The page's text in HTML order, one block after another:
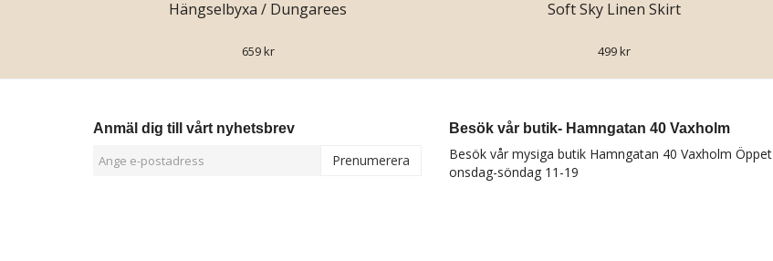
Hängselbyxa / Dungarees
659 kr
Soft Sky Linen Skirt
499 kr
Anmäl dig till vårt nyhetsbrev
Prenumerera
Besök vår butik- Hamngatan 40 Vaxholm
Besök vår mysiga butik Hamngatan 40 Vaxholm Öppet
onsdag-söndag 11-19